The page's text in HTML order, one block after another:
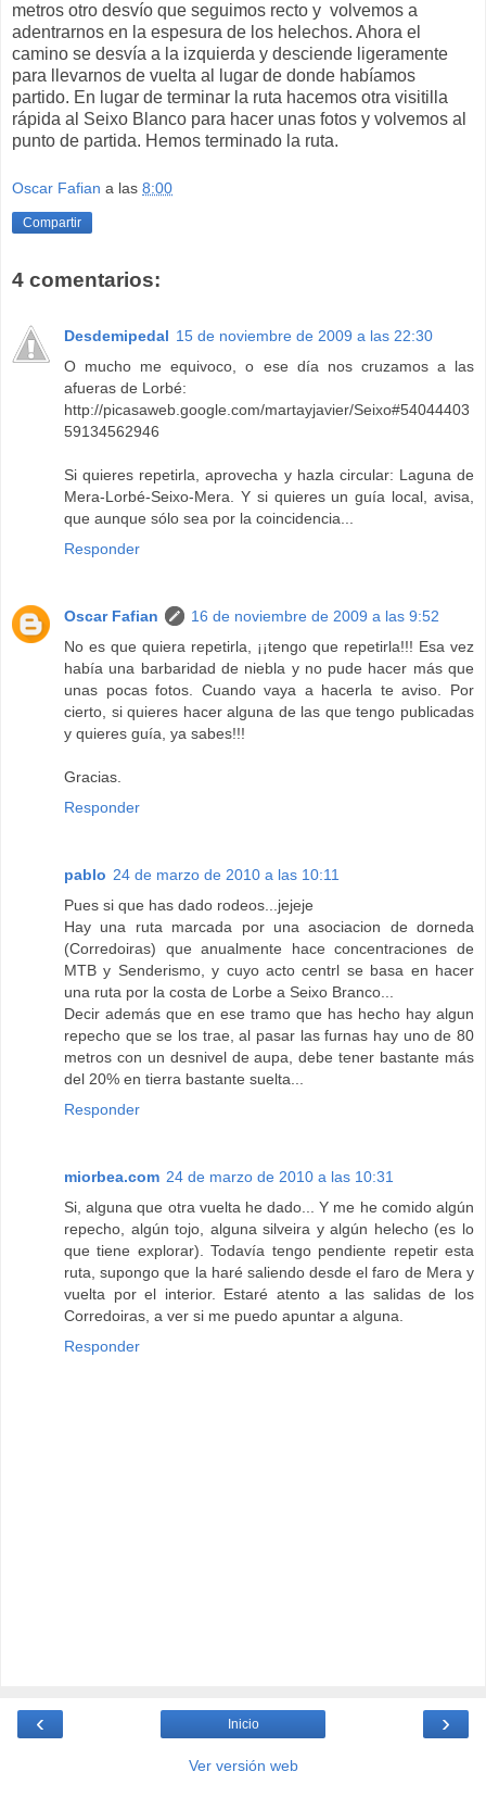
metros otro desvío que seguimos recto y volvemos a
adentrarnos en la espesura de los helechos. Ahora el
camino se desvía a la izquierda y desciende ligeramente
para llevarnos de vuelta al lugar de donde habíamos
partido. En lugar de terminar la ruta hacemos otra visitilla
rápida al Seixo Blanco para hacer unas fotos y volvemos al
punto de partida. Hemos terminado la ruta.
Oscar Fafian a las 8:00
Compartir
4 comentarios:
Desdemipedal 15 de noviembre de 2009 a las 22:30
O mucho me equivoco, o ese día nos cruzamos a las
afueras de Lorbé:
http://picasaweb.google.com/martayjavier/Seixo#54044403
59134562946
Si quieres repetirla, aprovecha y hazla circular: Laguna de
Mera-Lorbé-Seixo-Mera. Y si quieres un guía local, avisa,
que aunque sólo sea por la coincidencia...
Responder
Oscar Fafian
16 de noviembre de 2009 a las 9:52
No es que quiera repetirla, ¡¡tengo que repetirla!!! Esa vez
había una barbaridad de niebla y no pude hacer más que
unas pocas fotos. Cuando vaya a hacerla te aviso. Por
cierto, si quieres hacer alguna de las que tengo publicadas
y quieres guía, ya sabes!!!
Gracias.
Responder
pablo 24 de marzo de 2010 a las 10:11
Pues si que has dado rodeos...jejeje
Hay una ruta marcada por una asociacion de dorneda
(Corredoiras) que anualmente hace concentraciones de
MTB y Senderismo, y cuyo acto centrl se basa en hacer
una ruta por la costa de Lorbe a Seixo Branco...
Decir además que en ese tramo que has hecho hay algun
repecho que se los trae, al pasar las furnas hay uno de 80
metros con un desnivel de aupa, debe tener bastante más
del 20% en tierra bastante suelta...
Responder
miorbea.com 24 de marzo de 2010 a las 10:31
Si, alguna que otra vuelta he dado... Y me he comido algún
repecho, algún tojo, alguna silveira y algún helecho (es lo
que tiene explorar). Todavía tengo pendiente repetir esta
ruta, supongo que la haré saliendo desde el faro de Mera y
vuelta por el interior. Estaré atento a las salidas de los
Corredoiras, a ver si me puedo apuntar a alguna.
Responder
‹ ›
Inicio
Ver versión web